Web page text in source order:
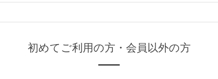
初めてご利用の方・会員以外の方